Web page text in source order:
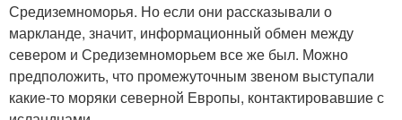
Средиземноморья. Но если они рассказывали о
маркланде, значит, информационный обмен между
севером и Средиземноморьем все же был. Можно
предположить, что промежуточным звеном выступали
какие-то моряки северной Европы, контактировавшие с